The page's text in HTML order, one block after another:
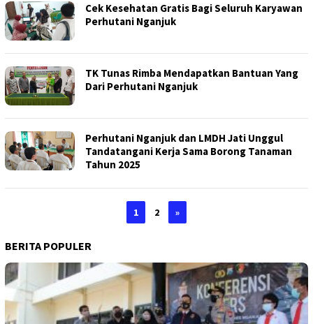
Cek Kesehatan Gratis Bagi Seluruh Karyawan
Perhutani Nganjuk
TK Tunas Rimba Mendapatkan Bantuan Yang
Dari Perhutani Nganjuk
Perhutani Nganjuk dan LMDH Jati Unggul
Tandatangani Kerja Sama Borong Tanaman
Tahun 2025
1 2 »
BERITA POPULER